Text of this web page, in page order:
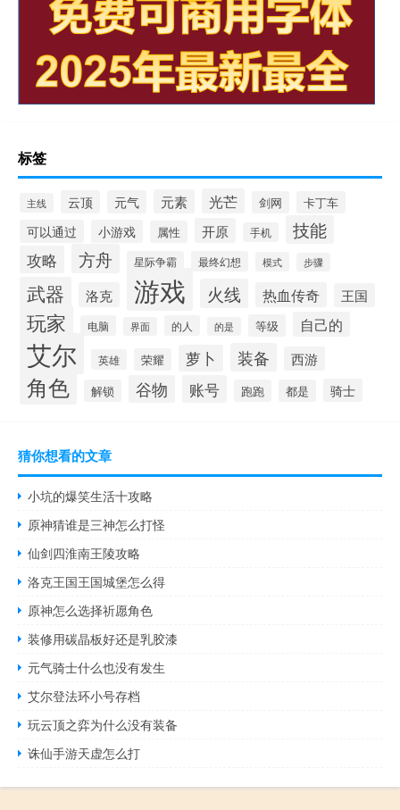
标签
主线 云顶 元气 元素 光芒 剑网 卡丁车
可以通过 小游戏 属性 开原 手机 技能
攻略 方舟 星际争霸 最终幻想 模式 步骤
武器 洛克 游戏 火线 热血传奇 王国
玩家 电脑 界面 的人 的是 等级 自己的
艾尔 英雄 荣耀 萝卜 装备 西游
角色 解锁 谷物 账号 跑跑 都是 骑士
猜你想看的文章
小坑的爆笑生活十攻略
原神猜谁是三神怎么打怪
仙剑四淮南王陵攻略
洛克王国王国城堡怎么得
原神怎么选择祈愿角色
装修用碳晶板好还是乳胶漆
元气骑士什么也没有发生
艾尔登法环小号存档
玩云顶之弈为什么没有装备
诛仙手游天虚怎么打